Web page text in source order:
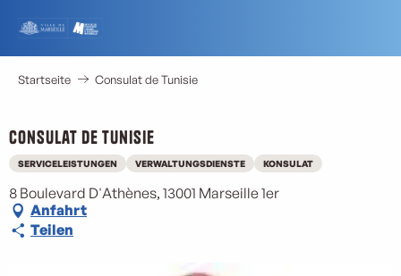
contenu
principal
Startseite Consulat de Tunisie
Consulat de Tunisie
SERVICELEISTUNGEN VERWALTUNGSDIENSTE KONSULAT
8 Boulevard D'Athènes, 13001 Marseille 1er
Anfahrt
Teilen